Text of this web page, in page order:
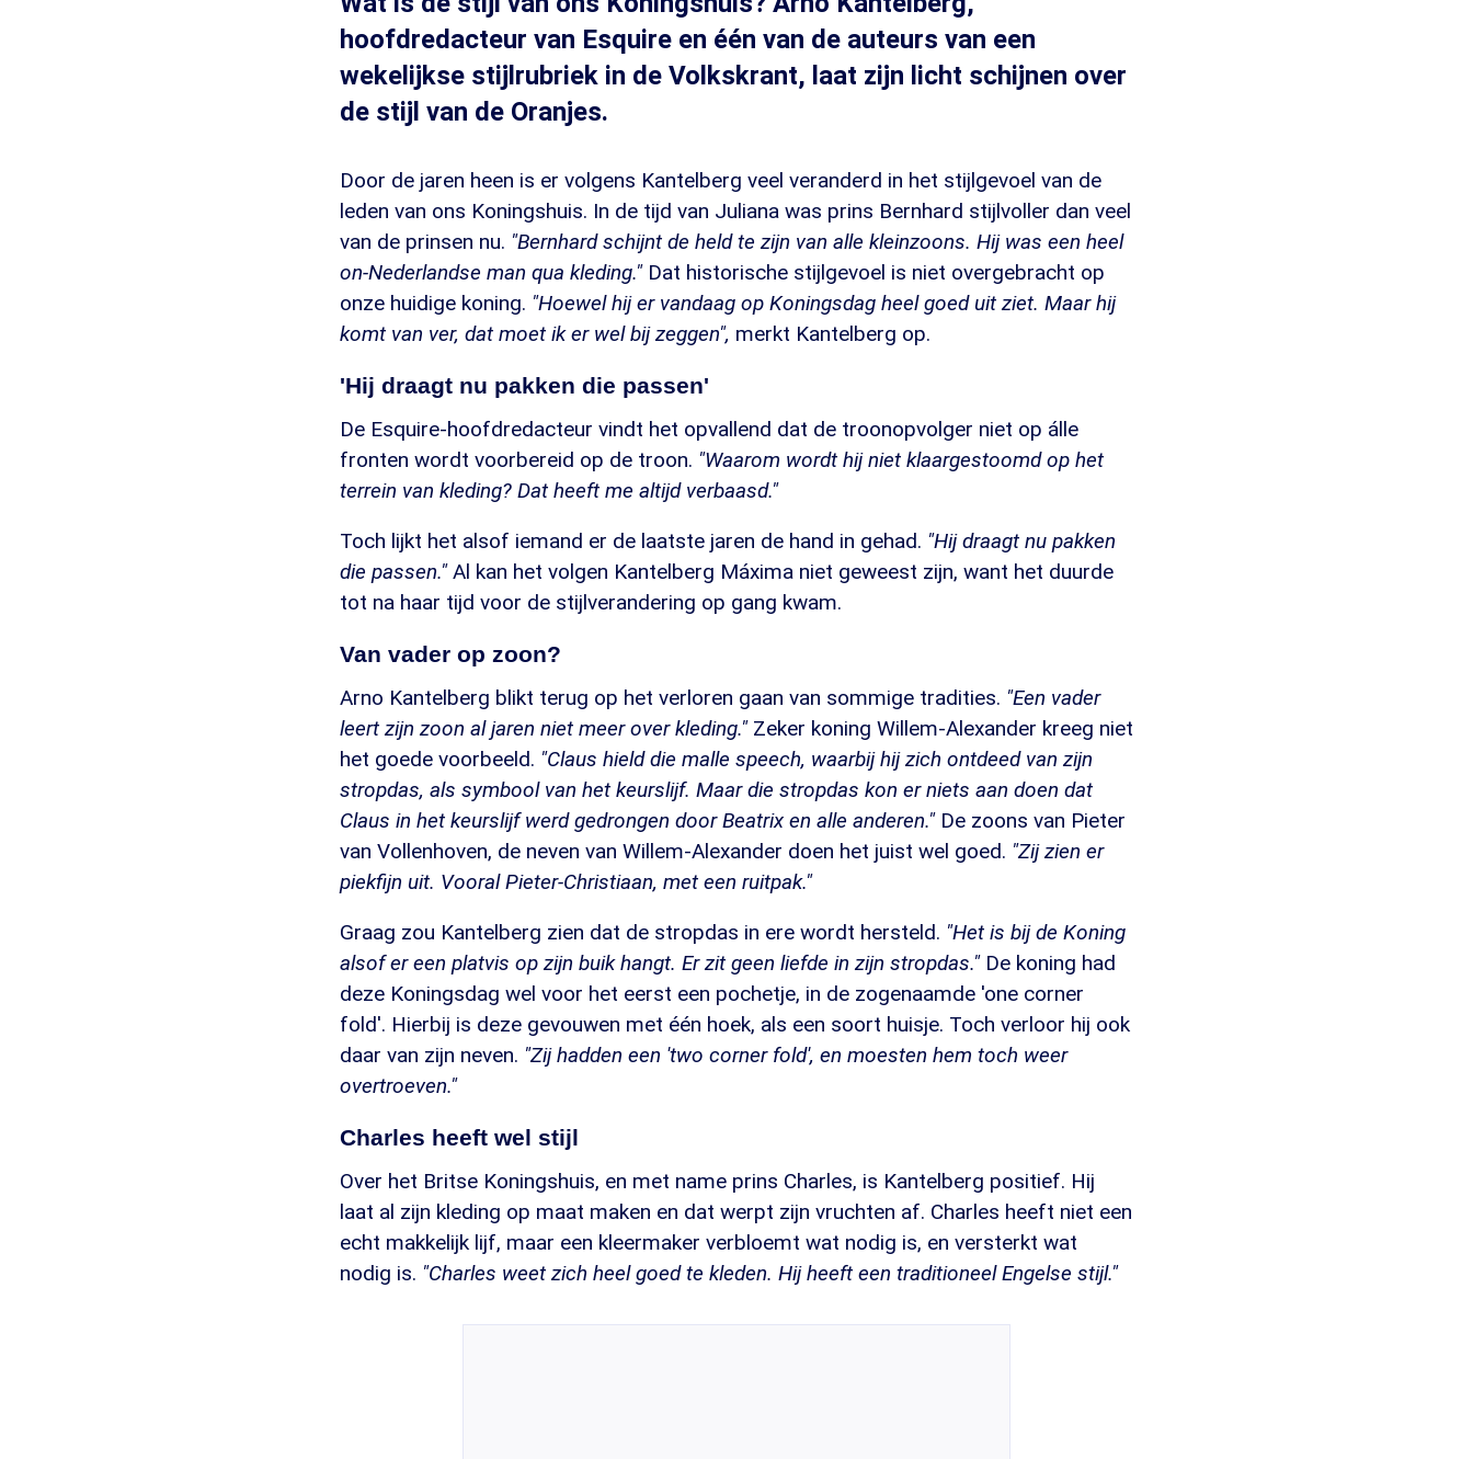
hoofdredacteur van Esquire en één van de auteurs van een
wekelijkse stijlrubriek in de Volkskrant, laat zijn licht schijnen over
de stijl van de Oranjes.
Door de jaren heen is er volgens Kantelberg veel veranderd in het stijlgevoel van de
leden van ons Koningshuis. In de tijd van Juliana was prins Bernhard stijlvoller dan veel
van de prinsen nu. "Bernhard schijnt de held te zijn van alle kleinzoons. Hij was een heel
on-Nederlandse man qua kleding." Dat historische stijlgevoel is niet overgebracht op
onze huidige koning. "Hoewel hij er vandaag op Koningsdag heel goed uit ziet. Maar hij
komt van ver, dat moet ik er wel bij zeggen", merkt Kantelberg op.
'Hij draagt nu pakken die passen'
De Esquire-hoofdredacteur vindt het opvallend dat de troonopvolger niet op álle
fronten wordt voorbereid op de troon. "Waarom wordt hij niet klaargestoomd op het
terrein van kleding? Dat heeft me altijd verbaasd."
Toch lijkt het alsof iemand er de laatste jaren de hand in gehad. "Hij draagt nu pakken
die passen."Al kan het volgen Kantelberg Máxima niet geweest zijn, want het duurde
tot na haar tijd voor de stijlverandering op gang kwam.
Van vader op zoon?
Arno Kantelberg blikt terug op het verloren gaan van sommige tradities. "Een vader
leert zijn zoon al jaren niet meer over kleding." Zeker koning Willem-Alexander kreeg niet
het goede voorbeeld. "Claus hield die malle speech, waarbij hij zich ontdeed van zijn
stropdas, als symbool van het keurslijf. Maar die stropdas kon er niets aan doen dat
Claus in het keurslijf werd gedrongen door Beatrix en alle anderen." De zoons van Pieter
van Vollenhoven, de neven van Willem-Alexander doen het juist wel goed. "Zij zien er
piekfijn uit. Vooral Pieter-Christiaan, met een ruitpak."
Graag zou Kantelberg zien dat de stropdas in ere wordt hersteld. "Het is bij de Koning
alsof er een platvis op zijn buik hangt. Er zit geen liefde in zijn stropdas."De koning had
deze Koningsdag wel voor het eerst een pochetje, in de zogenaamde 'one corner
fold'. Hierbij is deze gevouwen met één hoek, als een soort huisje. Toch verloor hij ook
daar van zijn neven. "Zij hadden een 'two corner fold', en moesten hem toch weer
overtroeven."
Charles heeft wel stijl
Over het Britse Koningshuis, en met name prins Charles, is Kantelberg positief. Hij
laat al zijn kleding op maat maken en dat werpt zijn vruchten af. Charles heeft niet een
echt makkelijk lijf, maar een kleermaker verbloemt wat nodig is, en versterkt wat
nodig is. "Charles weet zich heel goed te kleden. Hij heeft een traditioneel Engelse stijl."